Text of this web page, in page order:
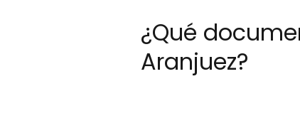
¿Qué
Aranjuez?